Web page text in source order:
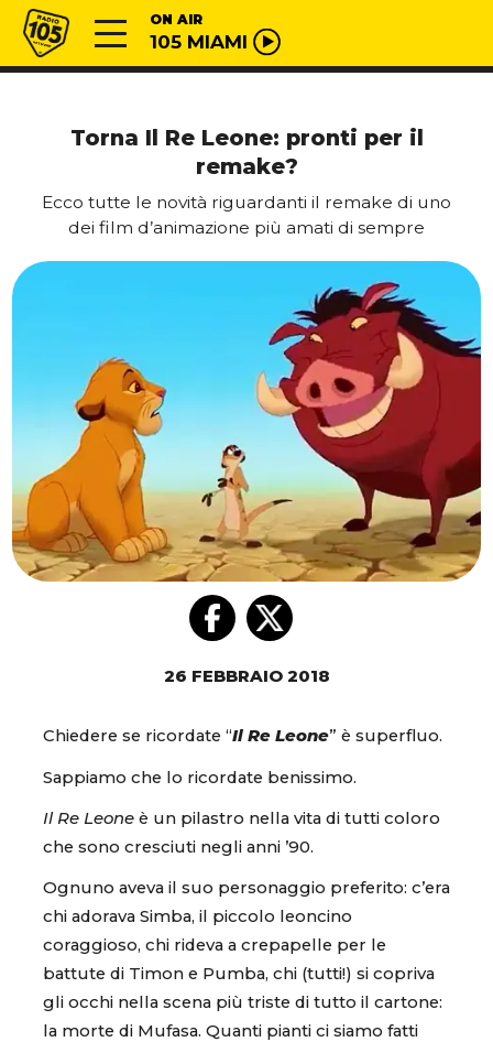
Vai al contenuto
Radio 105 ON AIR
105 MIAMI
Torna Il Re Leone: pronti per il
remake?
Ecco tutte le novità riguardanti il remake di uno
dei film d’animazione più amati di sempre
26 FEBBRAIO 2018
Chiedere se ricordate “Il Re Leone” è superfluo.
Sappiamo che lo ricordate benissimo.
Il Re Leone è un pilastro nella vita di tutti coloro
che sono cresciuti negli anni ’90.
Ognuno aveva il suo personaggio preferito: c’era
chi adorava Simba, il piccolo leoncino
coraggioso, chi rideva a crepapelle per le
battute di Timon e Pumba, chi (tutti!) si copriva
gli occhi nella scena più triste di tutto il cartone:
la morte di Mufasa. Quanti pianti ci siamo fatti